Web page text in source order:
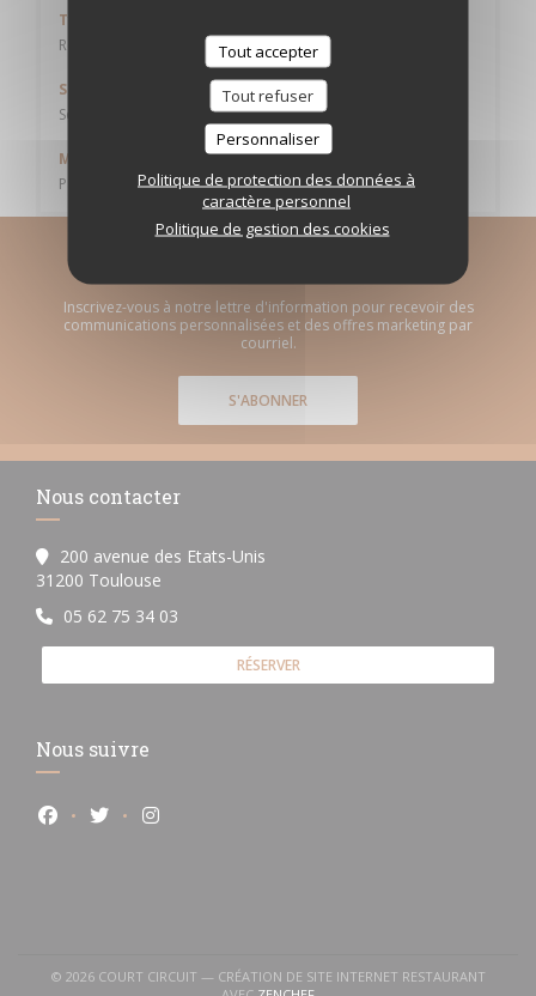
Tout accepter
Tout refuser
Personnaliser
Politique de protection des données à
caractère personnel
Politique de gestion des cookies
Type de restaurant
Restaurant d'application pédagogique
Services
Service en salle, Vente à emporter
Moyens de paiement
Paiement Sans Contact, Espèces, Visa, Chèques, Carte Bleue
Inscrivez-vous à notre lettre d'information pour recevoir des
communications personnalisées et des offres marketing par
courriel.
S'ABONNER
Nous contacter
200 avenue des Etats-Unis
31200 Toulouse
05 62 75 34 03
RÉSERVER
Nous suivre
Facebook ((ouvre une nouvelle fenêtre))
Twitter ((ouvre une nouvelle fenêtre))
Instagram ((ouvre une nouvelle fenêtre))
© 2026 COURT CIRCUIT — CRÉATION DE SITE INTERNET RESTAURANT